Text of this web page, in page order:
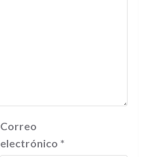
Correo
electrónico *